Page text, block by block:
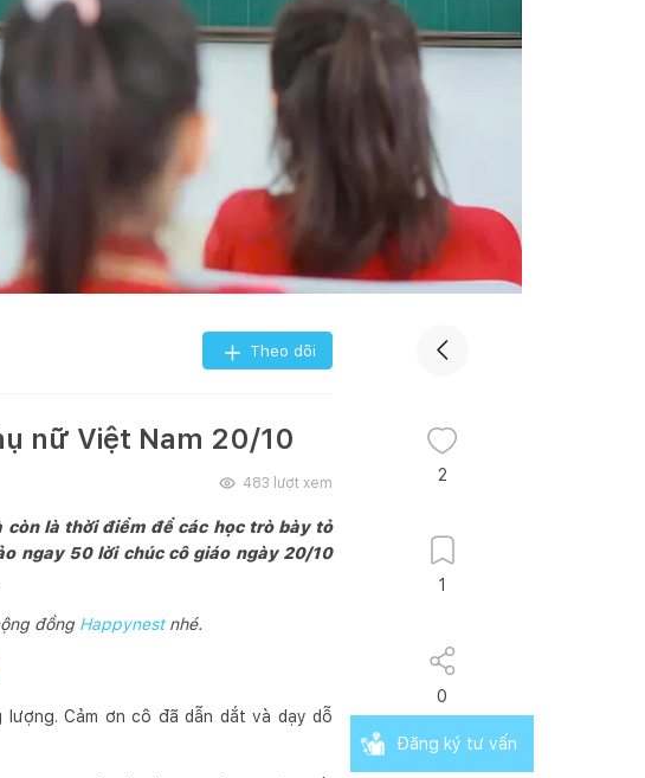
Theo dõi
nữ Việt Nam 20/10
483 lượt xem
còn là thời điểm để các học trò bày tỏ
ngay 50 lời chúc cô giáo ngày 20/10
đồng Happynest nhé.
Cảm ơn cô đã dẫn dắt và dạy dỗ
2
1
0
Đăng ký tư vấn